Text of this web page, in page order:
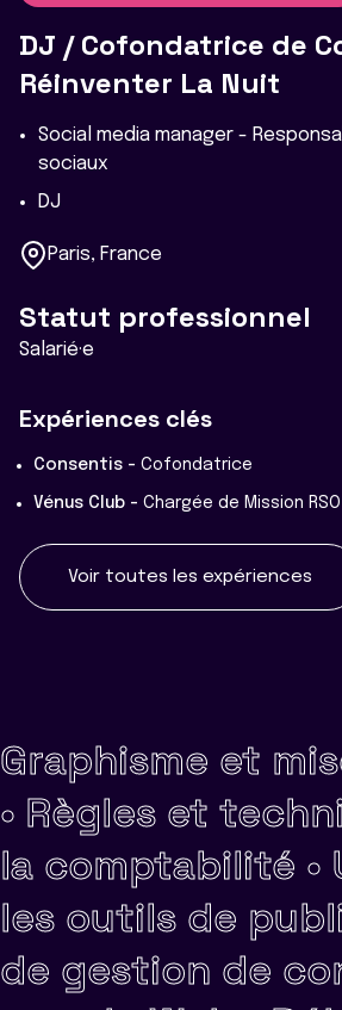
DJ / Cofondatrice de
Réinventer La Nuit
Social media manager -
sociaux
DJ
Paris, France
Statut professionnel
Salarié·e
Expériences clés
Consentis - Cofondatrice
Vénus Club - Chargée de Mission RSO
Voir toutes les expériences
Graphisme et
• Règles et
la comptabilité •
les outils de
de gestion de